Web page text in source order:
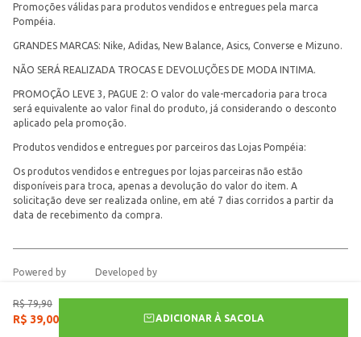
R$ 79,90
R$ 39,00 ADICIONAR À SACOLA
Promoções válidas para produtos vendidos e entregues pela marca
Pompéia.
GRANDES MARCAS: Nike, Adidas, New Balance, Asics, Converse e Mizuno.
NÃO SERÁ REALIZADA TROCAS E DEVOLUÇÕES DE MODA INTIMA.
PROMOÇÃO LEVE 3, PAGUE 2: O valor do vale-mercadoria para troca
será equivalente ao valor final do produto, já considerando o desconto
aplicado pela promoção.
Produtos vendidos e entregues por parceiros das Lojas Pompéia:
Os produtos vendidos e entregues por lojas parceiras não estão
disponíveis para troca, apenas a devolução do valor do item. A
solicitação deve ser realizada online, em até 7 dias corridos a partir da
data de recebimento da compra.
Powered by Developed by